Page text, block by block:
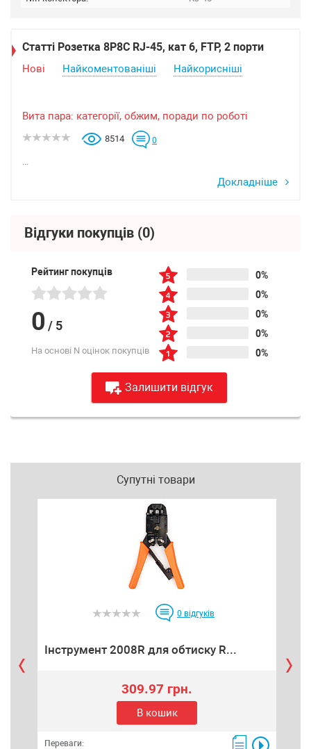
Статті Розетка 8P8C RJ-45, кат 6, FTP, 2 порти
Нові Найкоментованіші Найкорисніші
Вита пара: категорії, обжим, поради по роботі
8514 0
...
Докладніше
Відгуки покупців (0)
Рейтинг покупців
0 / 5
На основі N оцінок покупців
0%
0%
0%
0%
0%
Залишити відгук
Супутні товари
0 відгуків
Інструмент 2008R для обтиску R...
309.97 грн.
В кошик
Переваги: